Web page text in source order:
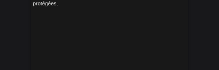
protégées.